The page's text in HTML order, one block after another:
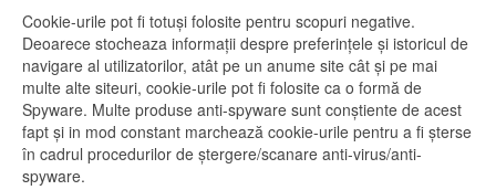
Cookie-urile pot fi totuși folosite pentru scopuri negative.
Deoarece stocheaza informații despre preferințele și istoricul de
navigare al utilizatorilor, atât pe un anume site cât și pe mai
multe alte siteuri, cookie-urile pot fi folosite ca o formă de
Spyware. Multe produse anti-spyware sunt conștiente de acest
fapt și in mod constant marchează cookie-urile pentru a fi șterse
în cadrul procedurilor de ștergere/scanare anti-virus/anti-
spyware.